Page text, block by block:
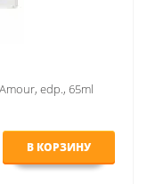
edp., 65ml
В КОРЗИНУ